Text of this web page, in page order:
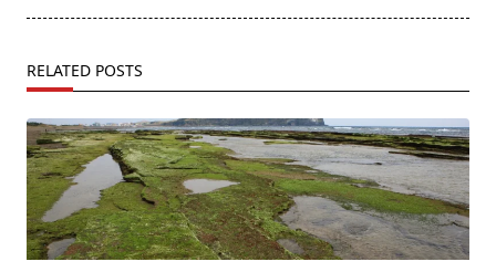
RELATED POSTS